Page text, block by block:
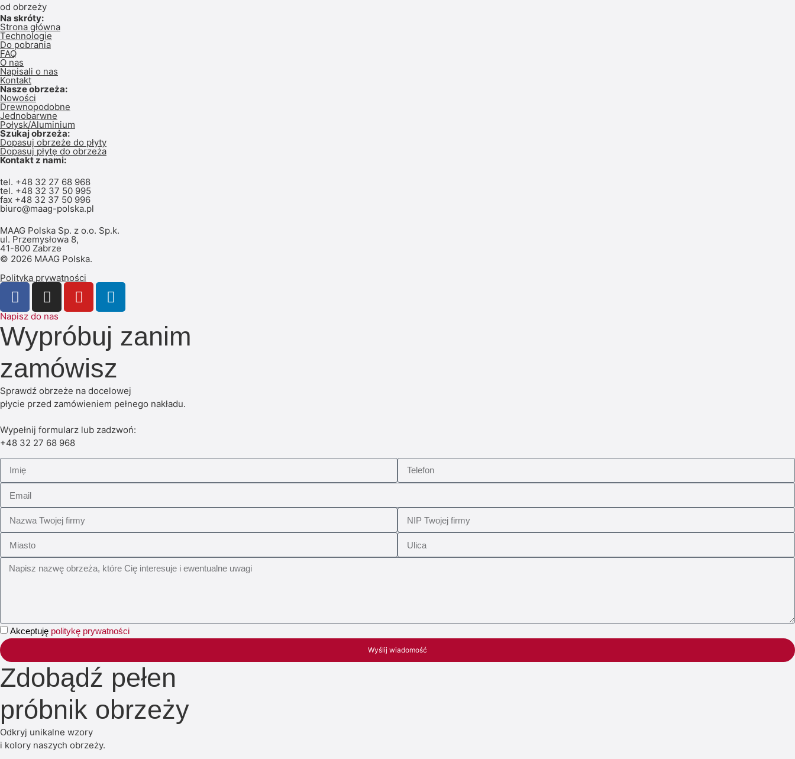
od obrzeży
Na skróty:
Strona główna
Technologie
Do pobrania
FAQ
O nas
Napisali o nas
Kontakt
Nasze obrzeża:
Nowości
Drewnopodobne
Jednobarwne
Połysk/Aluminium
Szukaj obrzeża:
Dopasuj obrzeże do płyty
Dopasuj płytę do obrzeża
Kontakt z nami:
tel. +48 32 27 68 968
tel. +48 32 37 50 995
fax +48 32 37 50 996
biuro@maag-polska.pl
MAAG Polska Sp. z o.o. Sp.k.
ul. Przemysłowa 8,
41-800 Zabrze
© 2026 MAAG Polska.
Polityka prywatności
Napisz do nas
Wypróbuj zanim
zamówisz
Sprawdź obrzeże na docelowej
płycie przed zamówieniem pełnego nakładu.
Wypełnij formularz lub zadzwoń:
+48 32 27 68 968
Akceptuję politykę prywatności
Wyślij wiadomość
Zdobądź pełen
próbnik obrzeży
Odkryj unikalne wzory
i kolory naszych obrzeży.